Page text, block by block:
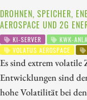
DROHNEN, SPEICHER,
AEROSPACE UND 2G
KI-SERVER KWK-
VOLATUS AEROSPACE
Es sind extrem volatile
Entwicklungen sind
hohe Volatilität bei